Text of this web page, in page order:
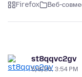
Firefox Веб-
st8qqvc2gv
5/8/26, 3:54 PM